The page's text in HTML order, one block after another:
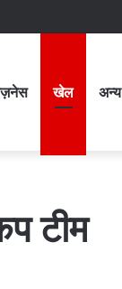
खेल अन्य
टीम